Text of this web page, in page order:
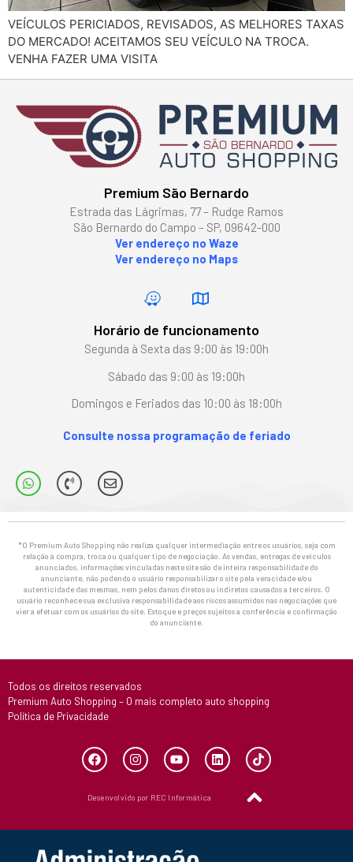
VEÍCULOS PERICIADOS, REVISADOS, AS MELHORES TAXAS
DO MERCADO! ACEITAMOS SEU VEÍCULO NA TROCA.
VENHA FAZER UMA VISITA
Premium São Bernardo
Estrada das Lágrimas, 77 – Rudge Ramos
São Bernardo do Campo – SP, 09642-000
Ver endereço no Waze
Ver endereço no Maps
Horário de funcionamento
Segunda à Sexta das 9:00 às 19:00h
Sábado das 9:00 às 19:00h
Domingos e Feriados das 10:00 às 18:00h
Consulte nossa programação de feriado
*O Premium Auto Shopping não realiza qualquer intermediação entre os usuários, seja com
relação à compra, troca ou qualquer tipo de negociação. As vendas, entregas de veículos
anunciados, informações vinculadas neste site são de inteira responsabilidade do
anunciante, não podendo o usuário responsabilizar o site pela veracidade e/ou
autenticidade das mesmas, nem pelos danos diretos ou indiretos causados a terceiros. O
usuário reconhece sua exclusiva responsabilidade aos riscos assumidos nas negociações que
vier a efetuar com os usuários do site. Estoque e preços sujeitos a conferência e confirmação
do anunciante.
Todos os direitos reservados
Premium Auto Shopping – O mais completo auto shopping
Política de Privacidade
Desenvolvido por REC Informática